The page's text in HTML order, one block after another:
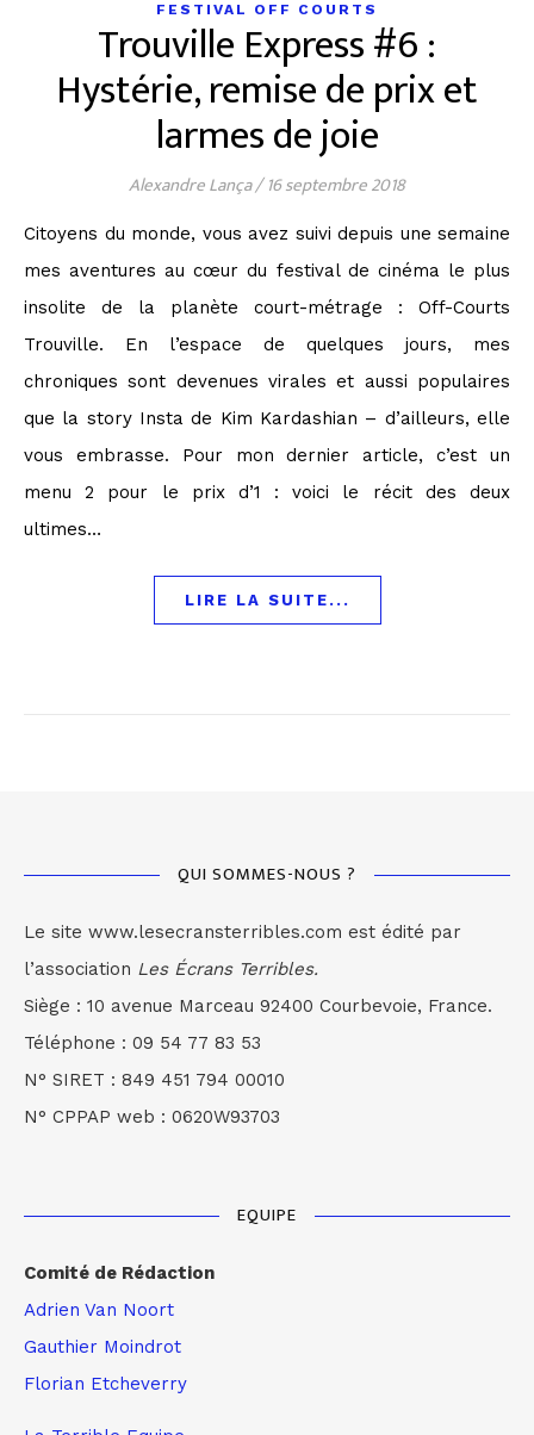
FESTIVAL OFF COURTS
Trouville Express #6 :
Hystérie, remise de prix et
larmes de joie
Alexandre Lança/ 16 septembre 2018
Citoyens du monde, vous avez suivi depuis une semaine
mes aventures au cœur du festival de cinéma le plus
insolite de la planète court-métrage : Off-Courts
Trouville. En l’espace de quelques jours, mes
chroniques sont devenues virales et aussi populaires
que la story Insta de Kim Kardashian – d’ailleurs, elle
vous embrasse. Pour mon dernier article, c’est un
menu 2 pour le prix d’1 : voici le récit des deux
ultimes…
LIRE LA SUITE...
QUI SOMMES-NOUS ?
Le site www.lesecransterribles.com est édité par
l’association Les Écrans Terribles.
Siège : 10 avenue Marceau 92400 Courbevoie, France.
Téléphone : 09 54 77 83 53
N° SIRET : 849 451 794 00010
N° CPPAP web : 0620W93703
EQUIPE
Comité de Rédaction
Adrien Van Noort
Gauthier Moindrot
Florian Etcheverry